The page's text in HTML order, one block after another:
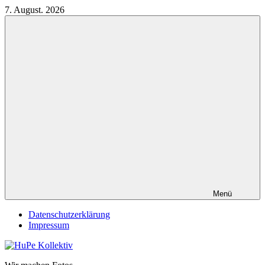
Zum
Inhalt
7. August. 2026
Menü
Datenschutzerklärung
Impressum